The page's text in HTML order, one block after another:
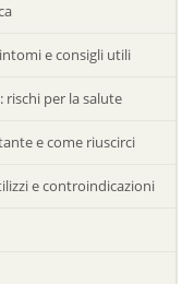
e consigli utili
rischi per la salute
e come riuscirci
e controindicazioni